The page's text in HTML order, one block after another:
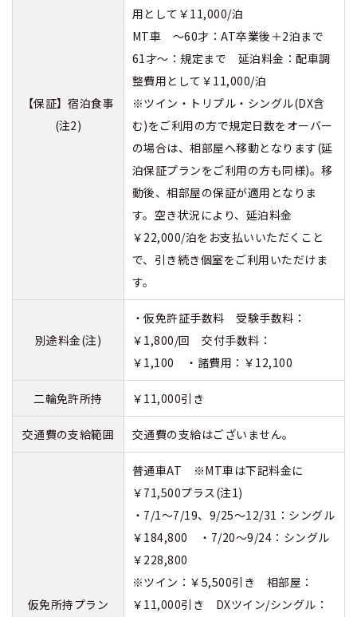
【保証】宿泊食事
(注2)
用として￥11,000/泊
MT車 ～60才：AT卒業後＋2泊まで
61才～：規定まで 延泊料金：配車調
整費用として￥11,000/泊
※ツイン・トリプル・シングル(DX含
む)をご利用の方で規定日数をオーバー
の場合は、相部屋へ移動となります(延
泊保証プランをご利用の方も同様)。移
動後、相部屋の保証が適用となりま
す。空き状況により、延泊料金
￥22,000/泊をお支払いいただくこと
で、引き続き個室をご利用いただけま
す。
別途料金(注)
・仮免許証手数料 受験手数料：
￥1,800/回 交付手数料：
￥1,100 ・諸費用：￥12,100
二輪免許所持 ￥11,000引き
交通費の支給範囲 交通費の支給はございません。
仮免所持プラン
普通車AT ※MT車は下記料金に
￥71,500プラス(注1)
・7/1～7/19、9/25～12/31：シングル
￥184,800 ・7/20～9/24：シングル
￥228,800
※ツイン：￥5,500引き 相部屋：
￥11,000引き DXツイン/シングル：